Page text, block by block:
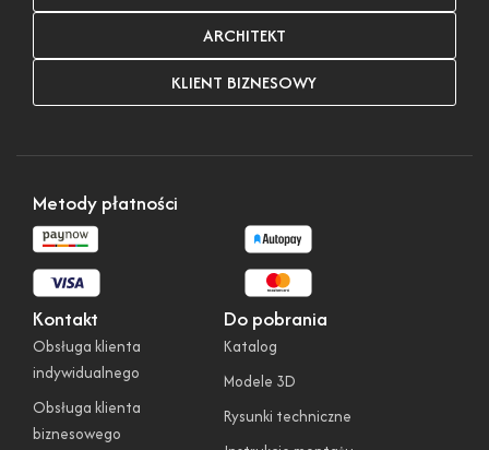
ARCHITEKT
KLIENT BIZNESOWY
Kontakt
Obsługa klienta
indywidualnego
Obsługa klienta
biznesowego
Do pobrania
Katalog
Modele 3D
Rysunki techniczne
Metody płatności